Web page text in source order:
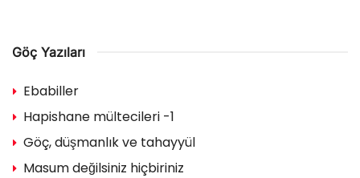
Göç Yazıları
Ebabiller
Hapishane mültecileri -1
Göç, düşmanlık ve tahayyül
Masum değilsiniz hiçbiriniz